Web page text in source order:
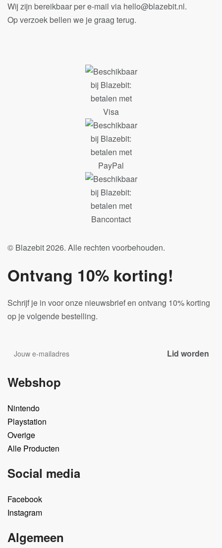
Wij zijn bereikbaar per e-mail via hello@blazebit.nl.
Op verzoek bellen we je graag terug.
© Blazebit 2026. Alle rechten voorbehouden.
Ontvang 10% korting!
Schrijf je in voor onze nieuwsbrief en ontvang 10% korting
op je volgende bestelling.
Webshop
Nintendo
Playstation
Overige
Alle Producten
Social media
Facebook
Instagram
Algemeen